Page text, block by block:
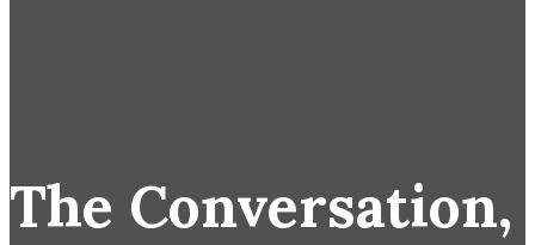
The Conversation,